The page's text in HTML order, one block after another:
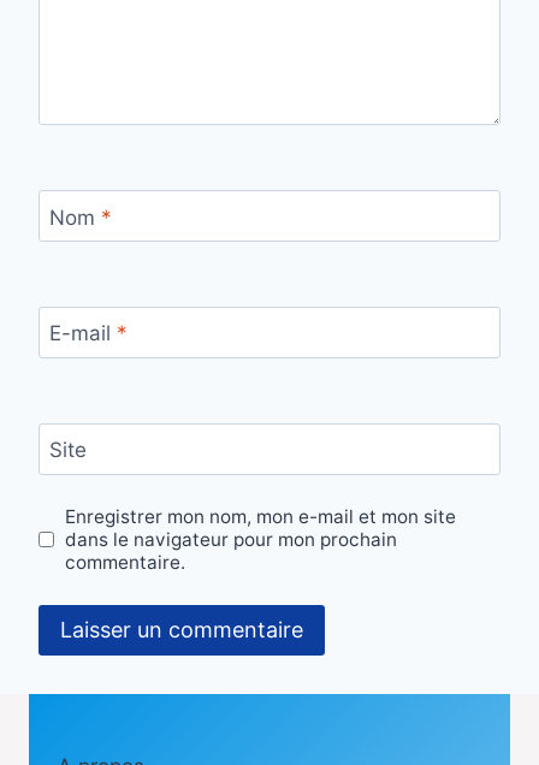
Nom *
E-mail *
Site
Enregistrer mon nom, mon e-mail et mon site
dans le navigateur pour mon prochain
commentaire.